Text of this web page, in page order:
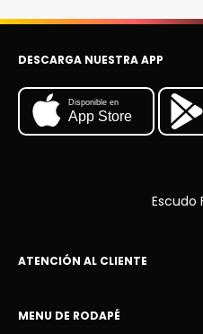
DESCARGA NUESTRA APP
Disponible en
App Store
Escudo
ATENCIÓN AL CLIENTE
MENU DE RODAPÉ